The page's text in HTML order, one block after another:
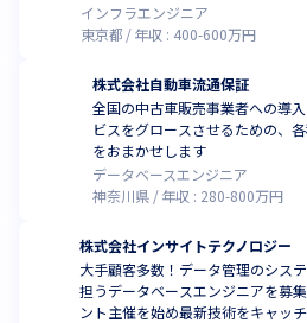
インフラエンジニア
東京都
年収 : 400-600万円
株式会社自動車流通保証
全国の中古車販売事業者への導
ビスをグロースさせるための、
をおまかせします
データベースエンジニア
神奈川県
年収 : 280-800万円
株式会社インサイトテクノロジー
大手顧客多数！データ管理のシス
担うデータベースエンジニアを募
ント主催を始め最新技術をキャッ